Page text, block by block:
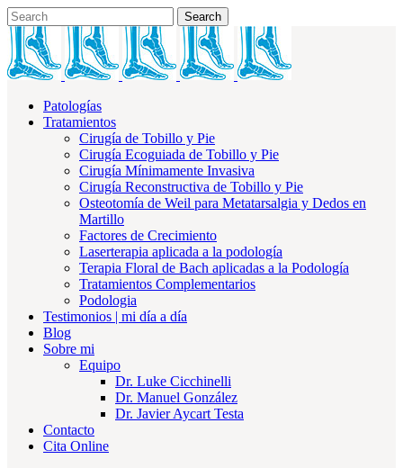
Patologías
Tratamientos
Cirugía de Tobillo y Pie
Cirugía Ecoguiada de Tobillo y Pie
Cirugía Mínimamente Invasiva
Cirugía Reconstructiva de Tobillo y Pie
Osteotomía de Weil para Metatarsalgia y Dedos en
Martillo
Factores de Crecimiento
Laserterapia aplicada a la podología
Terapia Floral de Bach aplicadas a la Podología
Tratamientos Complementarios
Podologia
Testimonios | mi día a día
Blog
Sobre mi
Equipo
Dr. Luke Cicchinelli
Dr. Manuel González
Dr. Javier Aycart Testa
Contacto
Cita Online